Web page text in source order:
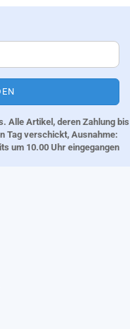
Alle Artikel, deren Zahlung bis
Tag verschickt, Ausnahme:
um 10.00 Uhr eingegangen